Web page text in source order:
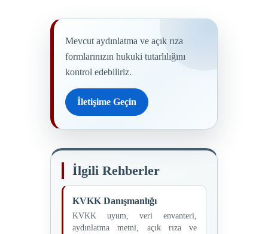
Mevcut aydınlatma ve açık rıza
formlarınızın hukuki tutarlılığını
kontrol edebiliriz.
İletişime Geçin
İlgili Rehberler
KVKK Danışmanlığı
KVKK uyum, veri envanteri,
aydınlatma metni, açık rıza ve